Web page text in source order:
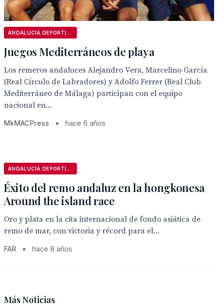
Juegos Mediterráneos de playa
Los remeros andaluces Alejandro Vera, Marcelino García
(Real Círculo de Labradores) y Adolfo Ferrer (Real Club
Mediterráneo de Málaga) participan con el equipo
nacional en...
MkMACPress • hace 6 años
Éxito del remo andaluz en la hongkonesa
Around the island race
Oro y plata en la cita internacional de fondo asiática de
remo de mar, con victoria y récord para el...
FAR • hace 8 años
Más Noticias